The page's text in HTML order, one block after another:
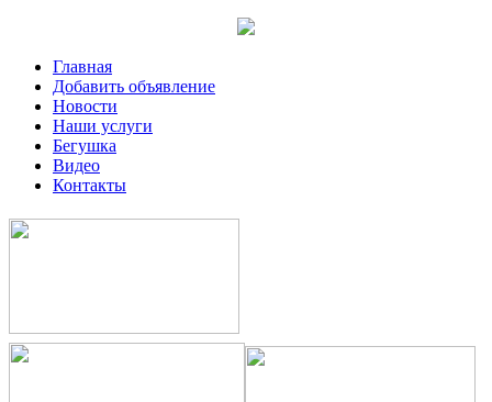
Главная
Добавить объявление
Новости
Наши услуги
Бегушка
Видео
Контакты